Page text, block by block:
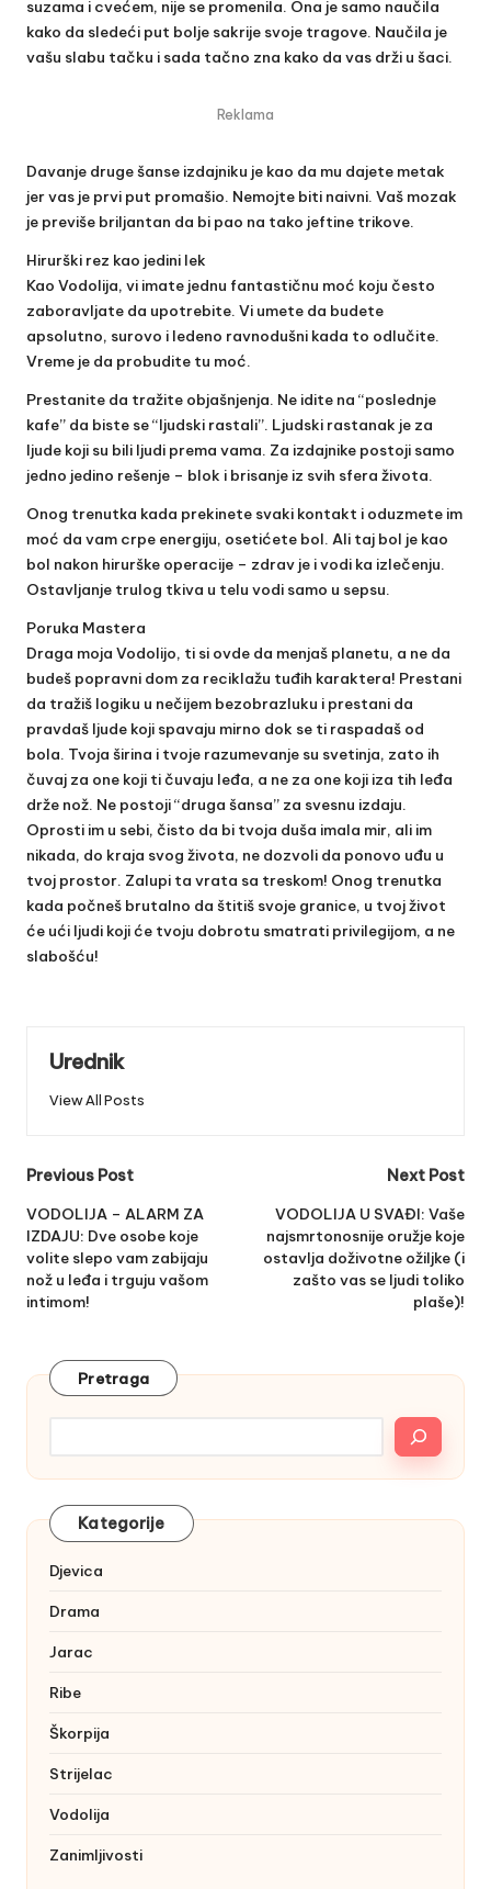
suzama i cvećem, nije se promenila. Ona je samo naučila
kako da sledeći put bolje sakrije svoje tragove. Naučila je
vašu slabu tačku i sada tačno zna kako da vas drži u šaci.
Reklama
Davanje druge šanse izdajniku je kao da mu dajete metak
jer vas je prvi put promašio. Nemojte biti naivni. Vaš mozak
je previše briljantan da bi pao na tako jeftine trikove.
Hirurški rez kao jedini lek
Kao Vodolija, vi imate jednu fantastičnu moć koju često
zaboravljate da upotrebite. Vi umete da budete
apsolutno, surovo i ledeno ravnodušni kada to odlučite.
Vreme je da probudite tu moć.
Prestanite da tražite objašnjenja. Ne idite na “poslednje
kafe” da biste se “ljudski rastali”. Ljudski rastanak je za
ljude koji su bili ljudi prema vama. Za izdajnike postoji samo
jedno jedino rešenje – blok i brisanje iz svih sfera života.
Onog trenutka kada prekinete svaki kontakt i oduzmete im
moć da vam crpe energiju, osetićete bol. Ali taj bol je kao
bol nakon hirurške operacije – zdrav je i vodi ka izlečenju.
Ostavljanje trulog tkiva u telu vodi samo u sepsu.
Poruka Mastera
Draga moja Vodolijo, ti si ovde da menjaš planetu, a ne da
budeš popravni dom za reciklažu tuđih karaktera! Prestani
da tražiš logiku u nečijem bezobrazluku i prestani da
pravdaš ljude koji spavaju mirno dok se ti raspadaš od
bola. Tvoja širina i tvoje razumevanje su svetinja, zato ih
čuvaj za one koji ti čuvaju leđa, a ne za one koji iza tih leđa
drže nož. Ne postoji “druga šansa” za svesnu izdaju.
Oprosti im u sebi, čisto da bi tvoja duša imala mir, ali im
nikada, do kraja svog života, ne dozvoli da ponovo uđu u
tvoj prostor. Zalupi ta vrata sa treskom! Onog trenutka
kada počneš brutalno da štitiš svoje granice, u tvoj život
će ući ljudi koji će tvoju dobrotu smatrati privilegijom, a ne
slabošću!
Urednik
View All Posts
Post
navigation
Previous Post
VODOLIJA – ALARM ZA
IZDAJU: Dve osobe koje
volite slepo vam zabijaju
nož u leđa i trguju vašom
intimom!
Next Post
VODOLIJA U SVAĐI: Vaše
najsmrtonosnije oružje koje
ostavlja doživotne ožiljke (i
zašto vas se ljudi toliko
plaše)!
Pretraga
Kategorije
Djevica
Drama
Jarac
Ribe
Škorpija
Strijelac
Vodolija
Zanimljivosti